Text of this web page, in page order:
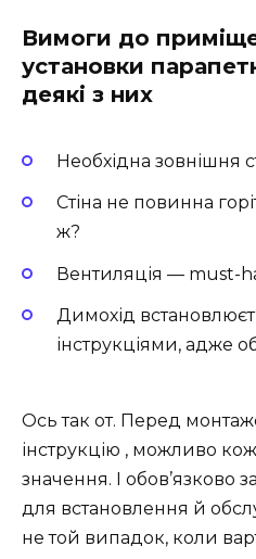
Вимоги до
установки
деякі з них
Необхідна зовнішня
Стіна не повинна
ж?
Вентиляція — must-
Димохід
інструкціями, адже
Ось так от. Перед
інструкцію , можливо
значення. І обов’язково
для встановлення й
не той випадок, коли